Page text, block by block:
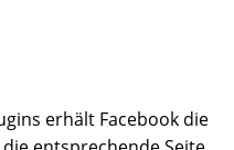
erhält Facebook die